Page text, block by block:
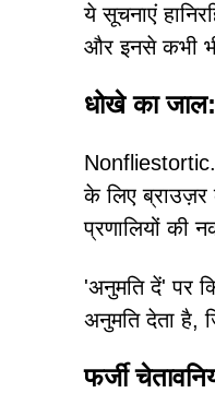
ये सूचनाएं
और इनसे कभी
धोखे का जाल:
के लिए ब्राउज़र
प्रणालियों की
'अनुमति दें' पर
अनुमति देता है,
फर्जी